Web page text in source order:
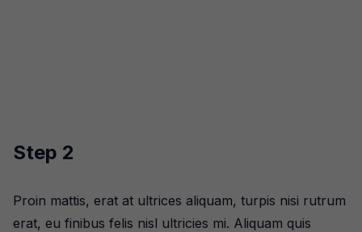
Step 2
Proin mattis, erat at ultrices aliquam, turpis nisi rutrum
erat, eu finibus felis nisl ultricies mi. Aliquam quis